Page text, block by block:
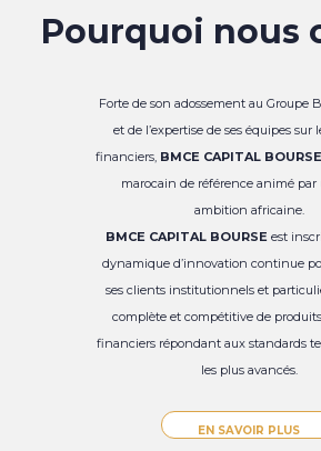
Pourquoi nous
Forte de son adossement au Groupe
et de l’expertise de ses équipes sur
financiers, BMCE CAPITAL BOURSE
marocain de référence animé par
ambition africaine.
BMCE CAPITAL BOURSEest
dynamique d’innovation continue
ses clients institutionnels et
complète et compétitive de
financiers répondant aux standards
les plus avancés.
EN SAVOIR PLUS